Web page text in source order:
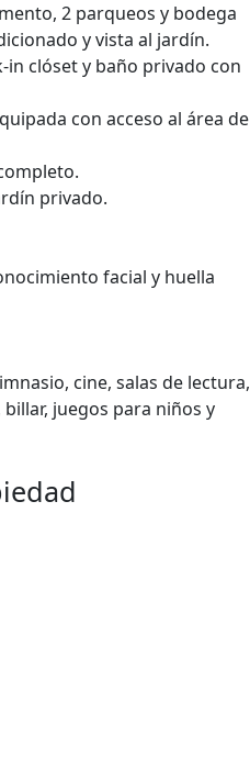
2 parqueos y bodega
y vista al jardín.
clóset y baño privado con
con acceso al área de
privado.
facial y huella
cine, salas de lectura,
juegos para niños y